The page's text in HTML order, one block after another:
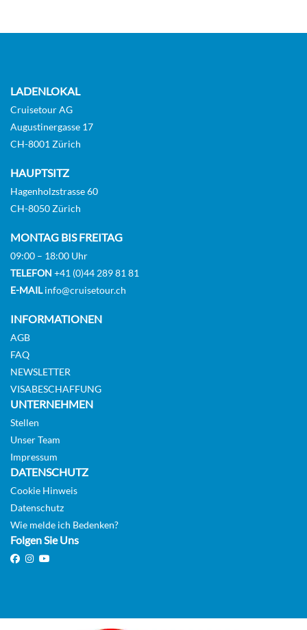
LADENLOKAL
Cruisetour AG
Augustinergasse 17
CH-8001 Zürich
HAUPTSITZ
Hagenholzstrasse 60
CH-8050 Zürich
MONTAG BIS FREITAG
09:00 – 18:00 Uhr
TELEFON +41 (0)44 289 81 81
E-MAILinfo@cruisetour.ch
INFORMATIONEN
AGB
FAQ
NEWSLETTER
VISABESCHAFFUNG
UNTERNEHMEN
Stellen
Unser Team
Impressum
DATENSCHUTZ
Cookie Hinweis
Datenschutz
Wie melde ich Bedenken?
Folgen Sie Uns